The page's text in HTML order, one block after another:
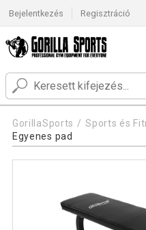
Bejelentkezés Regisztráció
GorillaSports Sports és
Egyenes pad